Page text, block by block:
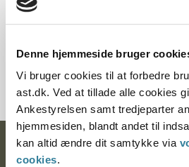
Denne hjemmeside bruger
Vi bruger cookies til at forbedre
ast.dk. Ved at tillade alle cookies
Ankestyrelsen samt tredjeparter
hjemmesiden, blandt andet til
kan altid ændre dit samtykke via
cookies.
Det forhold, at ansøgerparret ved
havde deltaget i et
ikke tillægges betydning, idet de
adopteret et barn.
Ankestyrelsen